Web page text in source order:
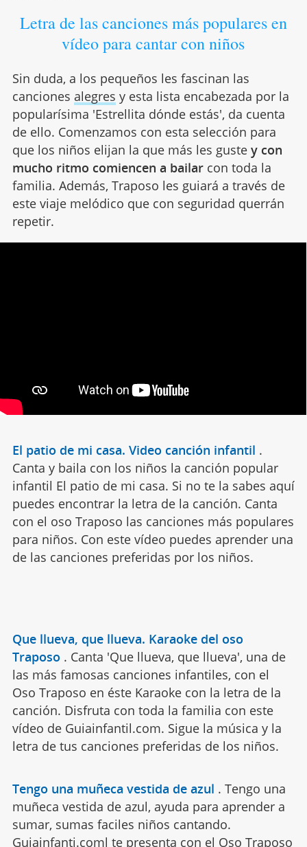
Letra de las canciones más populares en
vídeo para cantar con niños
Sin duda, a los pequeños les fascinan las
canciones alegres y esta lista encabezada por la
popularísima 'Estrellita dónde estás', da cuenta
de ello. Comenzamos con esta selección para
que los niños elijan la que más les guste y con
mucho ritmo comiencen a bailarcon toda la
familia. Además, Traposo les guiará a través de
este viaje melódico que con seguridad querrán
repetir.
El patio de mi casa. Video canción infantil .
Canta y baila con los niños la canción popular
infantil El patio de mi casa. Si no te la sabes aquí
puedes encontrar la letra de la canción. Canta
con el oso Traposo las canciones más populares
para niños. Con este vídeo puedes aprender una
de las canciones preferidas por los niños.
Que llueva, que llueva. Karaoke del oso
Traposo . Canta 'Que llueva, que llueva', una de
las más famosas canciones infantiles, con el
Oso Traposo en éste Karaoke con la letra de la
canción. Disfruta con toda la familia con este
vídeo de Guiainfantil.com. Sigue la música y la
letra de tus canciones preferidas de los niños.
Tengo una muñeca vestida de azul . Tengo una
muñeca vestida de azul, ayuda para aprender a
sumar, sumas faciles niños cantando.
Guiainfanti.coml te presenta con el Oso Traposo